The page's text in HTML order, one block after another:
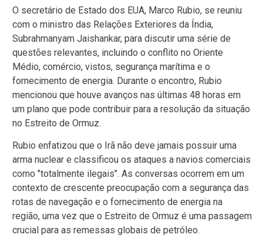
O secretário de Estado dos EUA, Marco Rubio, se reuniu
com o ministro das Relações Exteriores da Índia,
Subrahmanyam Jaishankar, para discutir uma série de
questões relevantes, incluindo o conflito no Oriente
Médio, comércio, vistos, segurança marítima e o
fornecimento de energia. Durante o encontro, Rubio
mencionou que houve avanços nas últimas 48 horas em
um plano que pode contribuir para a resolução da situação
no Estreito de Ormuz.
Rubio enfatizou que o Irã não deve jamais possuir uma
arma nuclear e classificou os ataques a navios comerciais
como "totalmente ilegais". As conversas ocorrem em um
contexto de crescente preocupação com a segurança das
rotas de navegação e o fornecimento de energia na
região, uma vez que o Estreito de Ormuz é uma passagem
crucial para as remessas globais de petróleo.